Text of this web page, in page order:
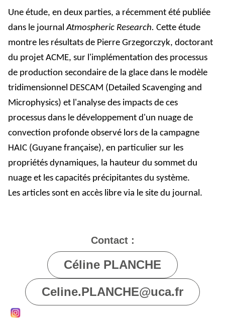
Une étude, en deux parties, a récemment été publiée
dans le journalAtmospheric Research. Cette étude
montre les résultats de Pierre Grzegorczyk, doctorant
du projet ACME, sur l'implémentation des processus
de production secondaire de la glace dans le modèle
tridimensionnel DESCAM (Detailed Scavenging and
Microphysics) et l'analyse des impacts de ces
processus dans le développement d'un nuage de
convection profonde observé lors de la campagne
HAIC (Guyane française), en particulier sur les
propriétés dynamiques, la hauteur du sommet du
nuage et les capacités précipitantes du système.
Les articles sont en accès libre via le site du journal.
Contact :
Céline PLANCHE
Celine.PLANCHE@uca.fr